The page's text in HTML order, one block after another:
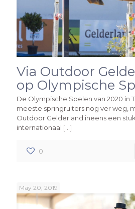
Via Outdoor
op Olympische
De Olympische Spelen van 2020 in
meeste springruiters nog ver weg,
Outdoor Gelderland ineens een
internationaal […]
0
May 20, 2019